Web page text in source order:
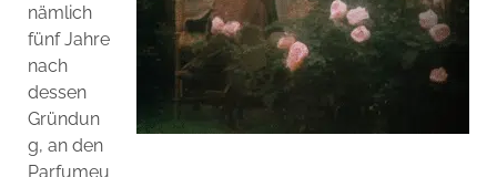
nämlich
fünf Jahre
nach
dessen
Gründun
g, an den
Parfumeu